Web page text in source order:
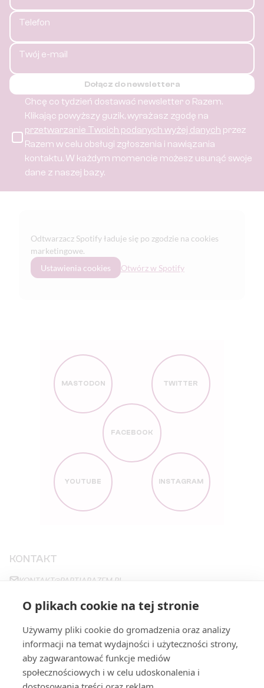
O plikach cookie na tej stronie
Używamy pliki cookie do gromadzenia oraz analizy
informacji na temat wydajności i użyteczności strony,
aby zagwarantować funkcje mediów
społecznościowych i w celu udoskonalenia i
Telefon
Twój e-mail
Dołącz do newslettera
Chcę co tydzień dostawać newsletter o Razem.
Klikając powyższy guzik, wyrażasz zgodę na
przetwarzanie Twoich podanych wyżej danych przez
Razem w celu obsługi zgłoszenia i nawiązania
kontaktu. W każdym momencie możesz usunąć swoje
dane z naszej bazy.
Odtwarzacz Spotify ładuje się po zgodzie na cookies
marketingowe.
Ustawienia cookies
Otwórz w Spotify
MASTODON TWITTER
FACEBOOK
YOUTUBE INSTAGRAM
KONTAKT
KONTAKT@PARTIARAZEM.PL
+48663483923
STRONY
PROGRAM FILARY